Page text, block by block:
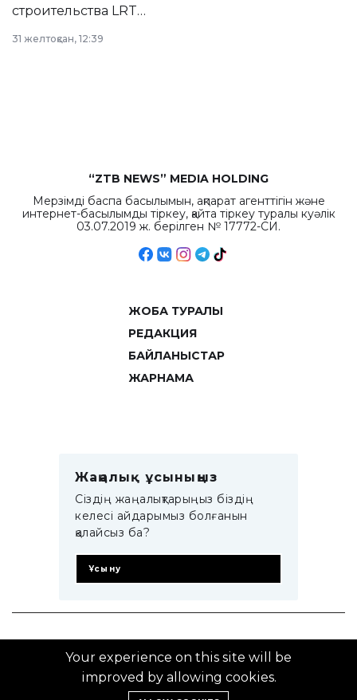
строительства LRT
республиканского
31 желтоқсан, 12:39
“ZTB NEWS” MEDIA HOLDING
Мерзімді баспа басылымын, ақпарат агенттігін және
интернет-басылымды тіркеу, қайта тіркеу туралы куәлік
03.07.2019 ж. берілген № 17772-СИ.
ЖОБА ТУРАЛЫ
РЕДАКЦИЯ
БАЙЛАНЫСТАР
ЖАРНАМА
Жаңалық ұсыныңыз
Сіздің жаңалықтарыңыз біздің
келесі айдарымыз болғанын
қалайсыз ба?
Ұсыну
© 2014–2025 ZTB.KZ
Your experience on this site will be
improved by allowing cookies.